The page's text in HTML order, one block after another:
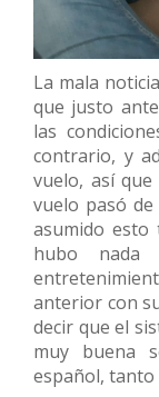
La mala
que justo
las
contrario, y
vuelo, así
vuelo pasó
asumido esto
hubo
anterior con
decir que el
muy buena
español, tanto